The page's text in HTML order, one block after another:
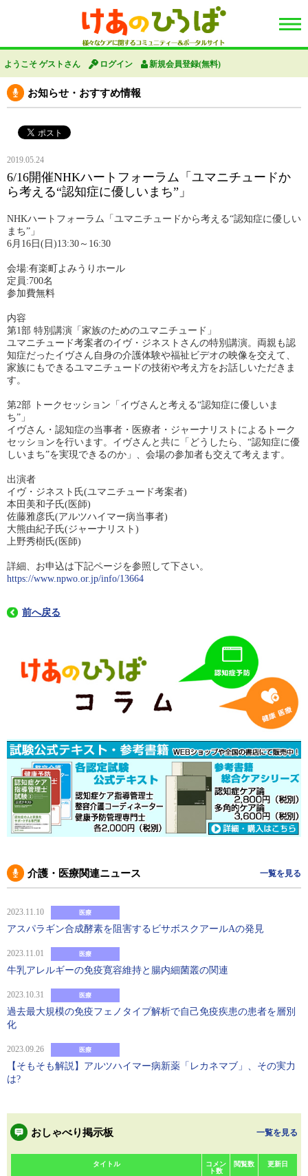
ようこそ ゲストさん ログイン 新規会員登録(無料)
お知らせ・おすすめ情報
2019.05.24
6/16開催NHKハートフォーラム「ユマニチュードか
ら考える“認知症に優しいまち”」
NHKハートフォーラム「ユマニチュードから考える“認知症に優しい
まち”」
6月16日(日)13:30～16:30
会場:有楽町よみうりホール
定員:700名
参加費無料
内容
第1部 特別講演「家族のためのユマニチュード」
ユマニチュード考案者のイヴ・ジネストさんの特別講演。両親も認
知症だったイヴさん自身の介護体験や福祉ビデオの映像を交えて、
家族にもできるユマニチュードの技術や考え方をお話しいただきま
す。
第2部 トークセッション「イヴさんと考える“認知症に優しいま
ち”」
イヴさん・認知症の当事者・医療者・ジャーナリストによるトーク
セッションを行います。イヴさんと共に「どうしたら、“認知症に優
しいまち”を実現できるのか」、会場の参加者も交えて考えます。
出演者
イヴ・ジネスト氏(ユマニチュード考案者)
本田美和子氏(医師)
佐藤雅彦氏(アルツハイマー病当事者)
大熊由紀子氏(ジャーナリスト)
上野秀樹氏(医師)
詳細、お申込は下記ページを参照して下さい。
https://www.npwo.or.jp/info/13664
前へ戻る
介護・医療関連ニュース 一覧を見る
2023.11.10 医療
アスパラギン合成酵素を阻害するビサボスクアールAの発見
2023.11.01 医療
牛乳アレルギーの免疫寛容維持と腸内細菌叢の関連
2023.10.31 医療
過去最大規模の免疫フェノタイプ解析で自己免疫疾患の患者を層別
化
2023.09.26 医療
【そもそも解説】アルツハイマー病新薬「レカネマブ」、その実力
は?
おしゃべり掲示板 一覧を見る
タイトル
コメン
ト数
閲覧数 更新日